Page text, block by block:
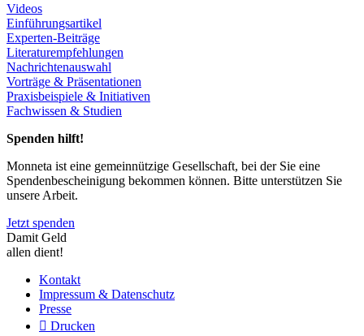
Videos
Einführungsartikel
Experten-Beiträge
Literaturempfehlungen
Nachrichtenauswahl
Vorträge & Präsentationen
Praxisbeispiele & Initiativen
Fachwissen & Studien
Spenden hilft!
Monneta ist eine gemeinnützige Gesellschaft, bei der Sie eine
Spendenbescheinigung bekommen können. Bitte unterstützen Sie
unsere Arbeit.
Jetzt spenden
Damit Geld
allen dient!
Kontakt
Impressum & Datenschutz
Presse
Drucken